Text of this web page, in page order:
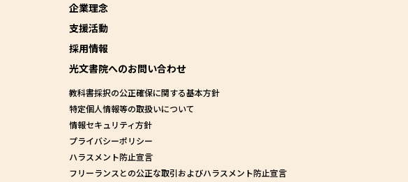
企業理念
支援活動
採用情報
光文書院へのお問い合わせ
教科書採択の公正確保に関する基本方針
特定個人情報等の取扱いについて
情報セキュリティ方針
プライバシーポリシー
ハラスメント防止宣言
フリーランスとの公正な取引およびハラスメント防止宣言